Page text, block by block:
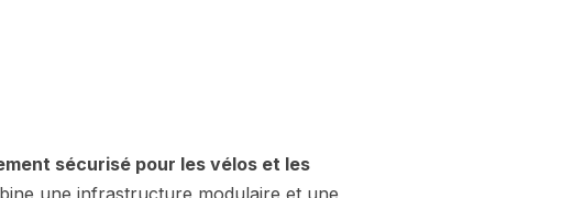
sécurisé pour les vélos et les
une infrastructure modulaire et une